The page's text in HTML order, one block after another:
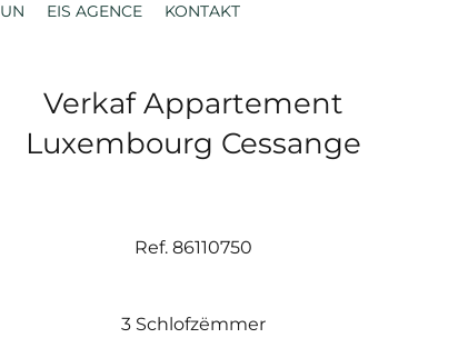
EIS AGENCE KONTAKT
Verkaf Appartement
Luxembourg Cessange
Ref. 86110750
3 Schlofzëmmer